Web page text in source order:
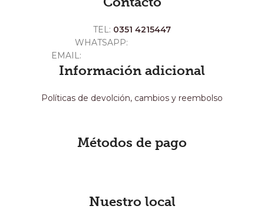
TEL: 0351 4215447
WHATSAPP:
EMAIL:
Información adicional
Políticas de devolción, cambios y reembolso
Métodos de pago
Nuestro local